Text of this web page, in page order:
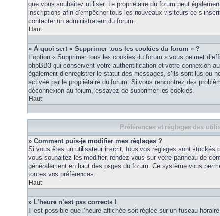
que vous souhaitez utiliser. Le propriétaire du forum peut
inscriptions afin d’empêcher tous les nouveaux visiteurs de
contacter un administrateur du forum.
Haut
» À quoi sert « Supprimer tous les cookies du forum » ?
L’option « Supprimer tous les cookies du forum » vous permet
phpBB3 qui conservent votre authentification et votre connexion
également d’enregistrer le statut des messages, s’ils sont lus ou
activée par le propriétaire du forum. Si vous rencontrez des
déconnexion au forum, essayez de supprimer les cookies.
Haut
Préférences et réglages des
» Comment puis-je modifier mes réglages ?
Si vous êtes un utilisateur inscrit, tous vos réglages sont stockés
vous souhaitez les modifier, rendez-vous sur votre panneau de
généralement en haut des pages du forum. Ce système vous
toutes vos préférences.
Haut
» L’heure n’est pas correcte !
Il est possible que l’heure affichée soit réglée sur un fuseau